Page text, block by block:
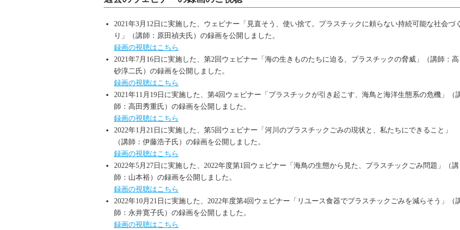
2021年3月12日に実施した、ウェビナー「見直そう、使い捨て。プラスチックに頼らない持続可能な社会づく
り」（講師：原田禎夫氏）の録画を公開しました。
録画の視聴はこちら
2021年7月16日に実施した、第2回ウェビナー「海の生きものたちに迫る、プラスチックの脅威」（講師：高
砂淳二氏）の録画を公開しました。
録画の視聴はこちら
2021年11月19日に実施した、第4回ウェビナー「プラスチックが引き起こす、海鳥と海洋生態系の危機」（
師：高田秀重氏）の録画を公開しました。
録画の視聴はこちら
2022年1月21日に実施した、第5回ウェビナー「河川のプラスチックごみの現状と、私たちにできること」
（講師：伊藤浩子氏）の録画を公開しました。
録画の視聴はこちら
2022年5月27日に実施した、2022年度第1回ウェビナー「海鳥の生態から見た、プラスチックごみ問題」（講
師：山本裕）の録画を公開しました。
録画の視聴はこちら
2022年10月21日に実施した、2022年度第4回ウェビナー「リユース食器でプラスチックごみを減らそう」（
師：永井寛子氏）の録画を公開しました。
録画の視聴はこちら